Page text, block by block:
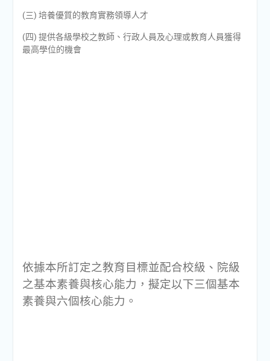
(三) 培養優質的教育實務領導人才
(四) 提供各級學校之教師、行政人員及心理或教育人員獲得
最高學位的機會
依據本所訂定之教育目標並配合校級、院級
之基本素養與核心能力，擬定以下三個基本
素養與六個核心能力。